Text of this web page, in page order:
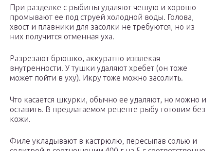
При разделке с рыбины удаляют чешую и хорошо
промывают ее под струей холодной воды. Голова,
хвост и плавники для засолки не требуются, но из
них получится отменная уха.
Разрезают брюшко, аккуратно извлекая
внутренности. У тушки удаляют хребет (он тоже
может пойти в уху). Икру тоже можно засолить.
Что касается шкурки, обычно ее удаляют, но можно и
оставить. В предлагаемом рецепте рыбу готовим без
кожи.
Филе укладывают в кастрюлю, пересыпав солью и